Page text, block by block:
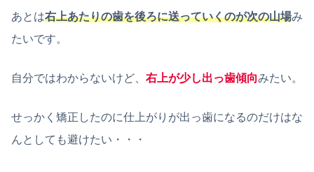
あとは右上あたりの歯を後ろに送っていくのが次の山場み
たいです。
自分ではわからないけど、 右上が少し出っ歯傾向みたい。
せっかく矯正したのに仕上がりが出っ歯になるのだけはな
んとしても避けたい・・・